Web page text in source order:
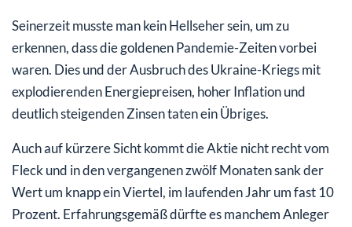
Seinerzeit musste man kein Hellseher sein, um zu
erkennen, dass die goldenen Pandemie-Zeiten vorbei
waren. Dies und der Ausbruch des Ukraine-Kriegs mit
explodierenden Energiepreisen, hoher Inflation und
deutlich steigenden Zinsen taten ein Übriges.
Auch auf kürzere Sicht kommt die Aktie nicht recht vom
Fleck und in den vergangenen zwölf Monaten sank der
Wert um knapp ein Viertel, im laufenden Jahr um fast 10
Prozent. Erfahrungsgemäß dürfte es manchem Anleger